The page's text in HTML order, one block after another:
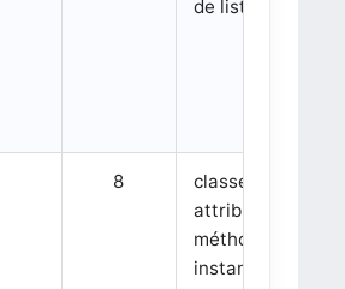
de listes
8
classes,
attributs,
méthodes,
instances